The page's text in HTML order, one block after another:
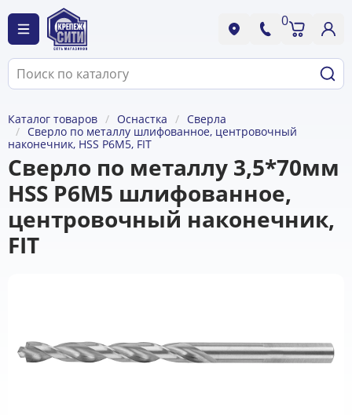
0
Каталог товаров Оснастка
Сверла
Сверло по металлу шлифованное, центровочный
наконечник, HSS Р6М5, FIT
Сверло по металлу 3,5*70мм
HSS Р6М5 шлифованное,
центровочный наконечник,
FIT